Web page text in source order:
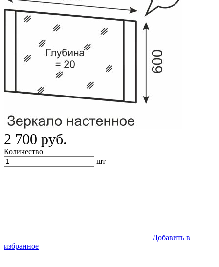
2 700 руб.
Количество
шт
Добавить в
избранное